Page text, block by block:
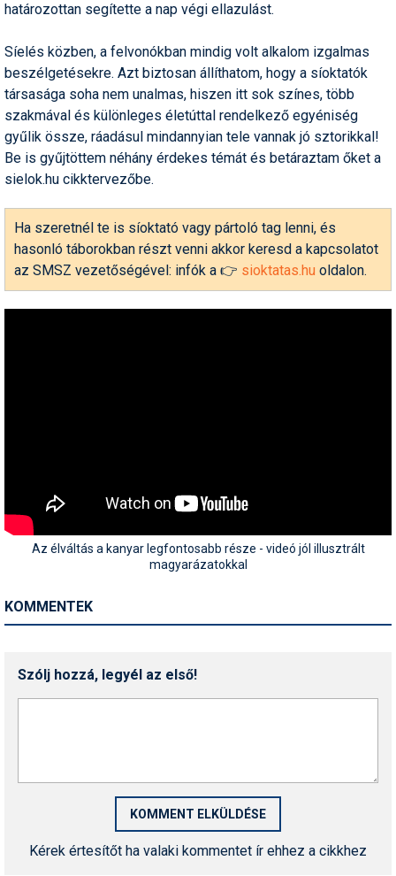
határozottan segítette a nap végi ellazulást.
Síelés közben, a felvonókban mindig volt alkalom izgalmas
beszélgetésekre. Azt biztosan állíthatom, hogy a síoktatók
társasága soha nem unalmas, hiszen itt sok színes, több
szakmával és különleges életúttal rendelkező egyéniség
gyűlik össze, ráadásul mindannyian tele vannak jó sztorikkal!
Be is gyűjtöttem néhány érdekes témát és betáraztam őket a
sielok.hu cikktervezőbe.
Ha szeretnél te is síoktató vagy pártoló tag lenni, és
hasonló táborokban részt venni akkor keresd a kapcsolatot
az SMSZ vezetőségével: infók a 👉 sioktatas.hu oldalon.
Az élváltás a kanyar legfontosabb része - videó jól illusztrált
magyarázatokkal
KOMMENTEK
Szólj hozzá, legyél az első!
Kérek értesítőt ha valaki kommentet ír ehhez a cikkhez